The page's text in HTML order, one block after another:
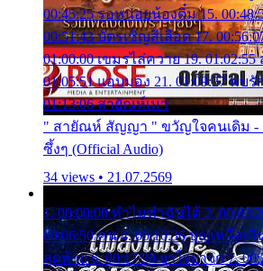
00:45:25 รอหน่อยน้องติ๋ม 15.
00:51:43 บัตรเชิญสีเลือด 17.
01:00:00 เขมรไล่ควาย 19.
01:05:51 แอบมอง 21. 01:09:27 พบ
01:13:06 สายัณห์เมา
" สายัณห์ สัญญา " ขวัญใจคนเดิม -
ซึ้งๆ (Official Audio)
34 views • 21.07.2569
1. 00:00:00 ทำไมทำฉันได้ 2.
00:06:50 คน 4. 00:10:36 บุญเหลือเ
สุดท้าย 6. 00:17:30 ยาใจยาจก 7.